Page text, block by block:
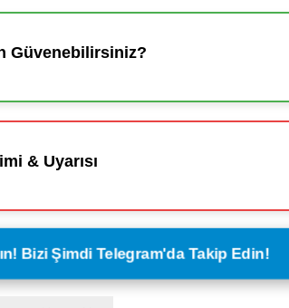
Güvenebilirsiniz?
& Uyarısı
Bizi Şimdi Telegram'da Takip Edin!